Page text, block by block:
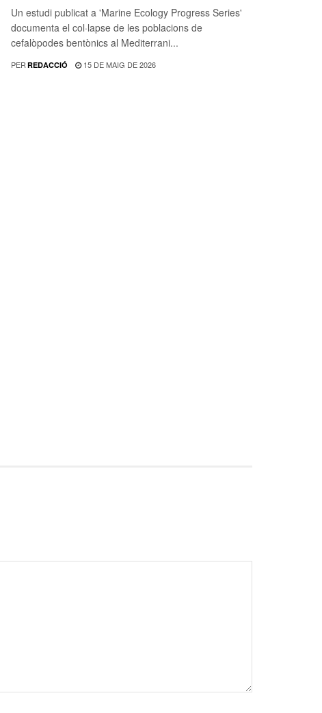
Un estudi publicat a 'Marine Ecology Progress Series'
documenta el col·lapse de les poblacions de
cefalòpodes bentònics al Mediterrani...
PER REDACCIÓ 15 DE MAIG DE 2026